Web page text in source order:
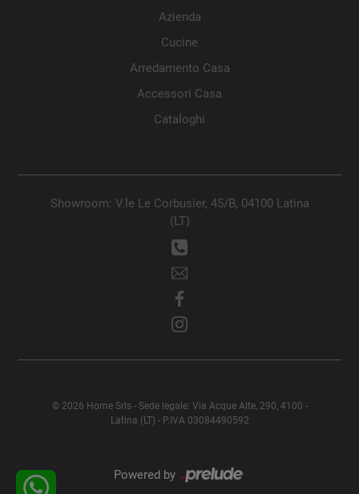
Azienda
Cucine
Arredamento Casa
Accessori Casa
Cataloghi
Showroom: V.le Le Corbusier, 45/B, 04100 Latina
(LT)
© 2026 Home Srls - Sede legale: Via Acque Alte, 290, 4100 -
Latina (LT) - P.IVA 03084490592
Powered by